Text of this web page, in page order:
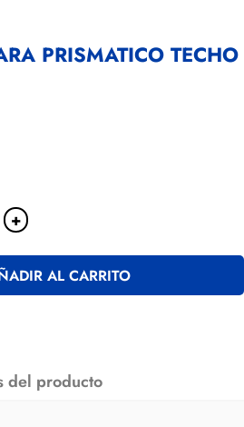
PRISMATICO TECHO
+
AL CARRITO
del producto